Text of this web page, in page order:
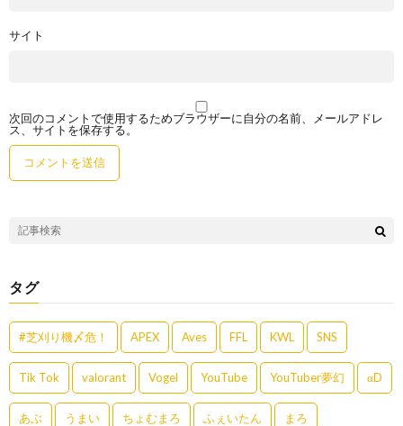
サイト
次回のコメントで使用するためブラウザーに自分の名前、メールアドレ
ス、サイトを保存する。
タグ
#芝刈り機〆危！ APEX Aves FFL KWL SNS
Tik Tok valorant Vogel YouTube YouTuber夢幻 αD
あぶ うまい ちょむまろ ふぇいたん まろ